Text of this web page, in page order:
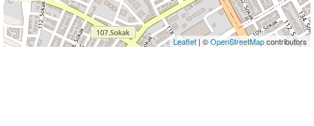
Leaflet | ©OpenStreetMapcontributors